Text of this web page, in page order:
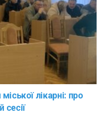
лікарні: про